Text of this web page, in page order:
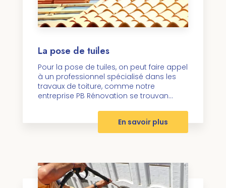
La pose de tuiles
Pour la pose de tuiles, on peut faire appel
à un professionnel spécialisé dans les
travaux de toiture, comme notre
entreprise PB Rénovation se trouvan...
En savoir plus